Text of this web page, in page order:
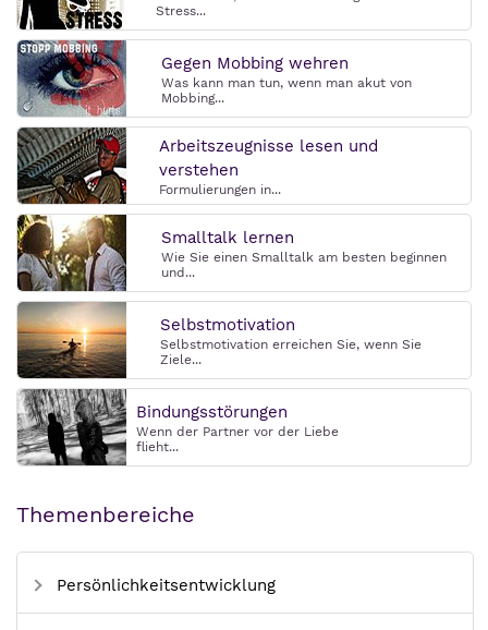
Stress...
Gegen Mobbing wehren
Was kann man tun, wenn man akut von
Mobbing...
Arbeitszeugnisse lesen und
verstehen
Formulierungen in...
Smalltalk lernen
Wie Sie einen Smalltalk am besten beginnen
und...
Selbstmotivation
Selbstmotivation erreichen Sie, wenn Sie
Ziele...
Bindungsstörungen
Wenn der Partner vor der Liebe
flieht...
Themenbereiche
Persönlichkeitsentwicklung